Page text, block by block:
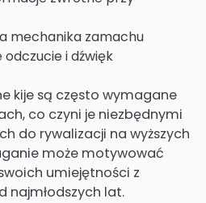
mechanika zamachu
i dźwięk
kije są często wymagane
co czyni je niezbędnymi
do rywalizacji na wyższych
może motywować
umiejętności z
najmłodszych lat.